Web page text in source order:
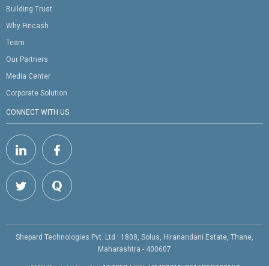
Building Trust
Why Fincash
Team
Our Partners
Media Center
Corporate Solution
CONNECT WITH US
Shepard Technologies Pvt. Ltd : 1808, Solus, Hiranandani Estate, Thane,
Maharashtra - 400607